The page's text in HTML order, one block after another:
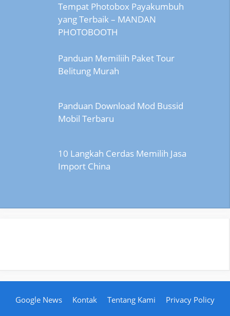
Tempat Photobox Payakumbuh
yang Terbaik – MANDAN
PHOTOBOOTH
Panduan Memiliih Paket Tour
Belitung Murah
Panduan Download Mod Bussid
Mobil Terbaru
10 Langkah Cerdas Memilih Jasa
Import China
Google News Kontak Tentang Kami
Privacy Policy